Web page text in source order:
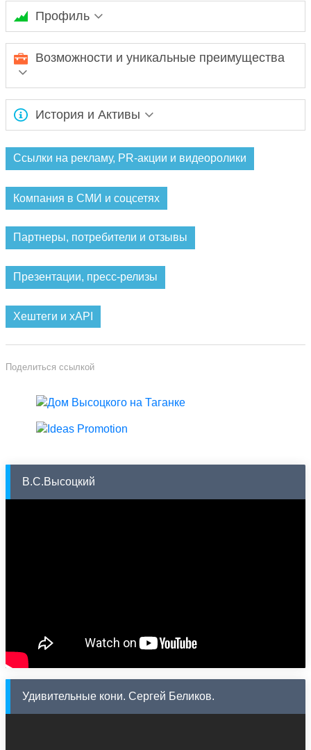
Профиль
Техникум экономики и предпринимательства готовит
специалистов среднего профессионального образования по
экономическим, правовым и техническим специальностям.
Реализует краткосрочные курсы по охране труда,
сертифицированные курсы 1С-Бухгалтерия.
Возможности и уникальные преимущества
Ожидается заполнение информации...
История и Активы
Ссылки на рекламу, PR-акции и видеоролики
Компания в СМИ и соцсетях
Партнеры, потребители и отзывы
Презентации, пресс-релизы
Хештеги и xAPI
Поделиться ссылкой
В.С.Высоцкий
Удивительные кони. Сергей Беликов.